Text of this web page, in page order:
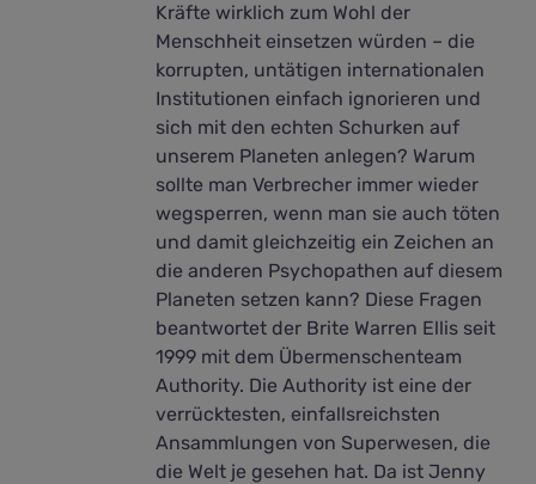
Kräfte wirklich zum Wohl der
Menschheit einsetzen würden – die
korrupten, untätigen internationalen
Institutionen einfach ignorieren und
sich mit den echten Schurken auf
unserem Planeten anlegen? Warum
sollte man Verbrecher immer wieder
wegsperren, wenn man sie auch töten
und damit gleichzeitig ein Zeichen an
die anderen Psychopathen auf diesem
Planeten setzen kann? Diese Fragen
beantwortet der Brite Warren Ellis seit
1999 mit dem Übermenschenteam
Authority. Die Authority ist eine der
verrücktesten, einfallsreichsten
Ansammlungen von Superwesen, die
die Welt je gesehen hat. Da ist Jenny